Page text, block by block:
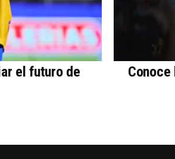
el futuro de